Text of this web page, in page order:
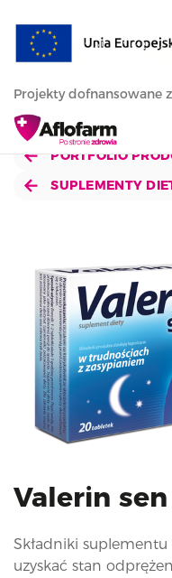
Projekty dofnansowane
PORTFOLIO
SUPLEMENTY
Valerin sen
Składniki
uzyskać stan